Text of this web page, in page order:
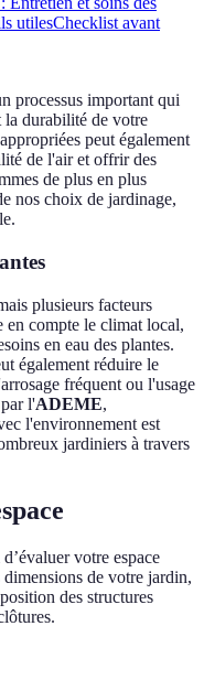
utilesChecklist avant
processus important qui
durabilité de votre
peut également
de l'air et offrir des
de plus en plus
nos choix de jardinage,
plusieurs facteurs
en compte le climat local,
en eau des plantes.
également réduire le
fréquent ou l'usage
l'ADEME,
l'environnement est
jardiniers à travers
votre espace
de votre jardin,
des structures